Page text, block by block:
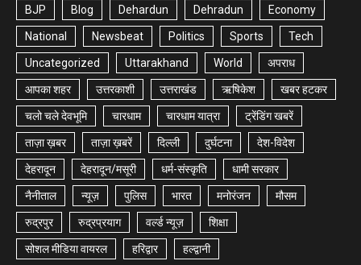
BJP Blog Dehardun Dehradun Economy
National Newsbeat Politics Sports Tech
Uncategorized Uttarakhand World अपराध
आपका शहर उत्तरकाशी उत्तराखंड ऋषिकेश खबर हटकर
चलो चले देवभूमि चारधाम चारधाम यात्रा ट्रेंडिंग खबरें
ताज़ा ख़बर ताज़ा ख़बरें दिल्ली दुर्घटना देश-विदेश
देहरादून देहरादून/मसूरी धर्म-संस्कृति धामी सरकार
नैनीताल न्यूज़ पुलिस भारत मनोरंजन मौसम
रुद्रपुर रुद्रप्रयाग वर्ल्ड न्यूज़ शिक्षा
सोशल मीडिया वायरल हरिद्वार हल्द्वानी